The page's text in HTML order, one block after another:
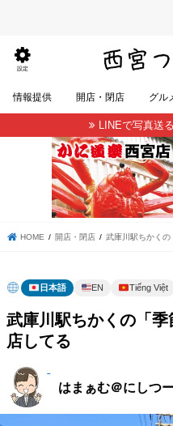
設定
情報提供 開店・閉店 グル
LINEで写真送
HOME 開店・閉店 武庫川駅ちかくの
日本語 EN Tiếng Việt
武庫川駅ちかくの「
店してる
はまぁむ＠にしつ